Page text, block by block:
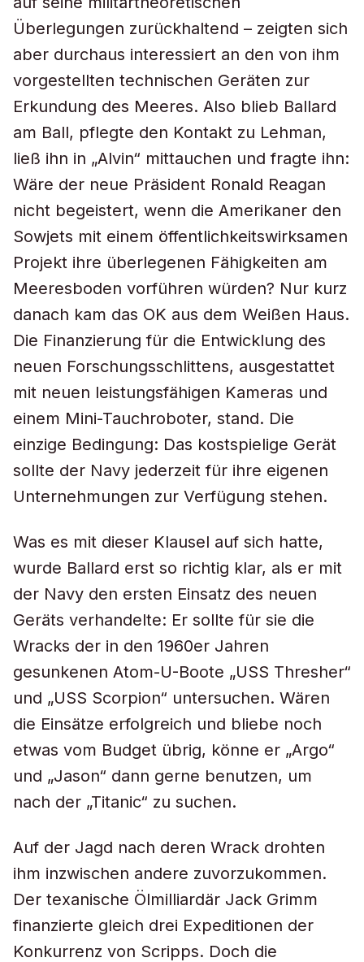
Überlegungen zurückhaltend – zeigten sich
aber durchaus interessiert an den von ihm
vorgestellten technischen Geräten zur
Erkundung des Meeres. Also blieb Ballard
am Ball, pflegte den Kontakt zu Lehman,
ließ ihn in „Alvin“ mittauchen und fragte ihn:
Wäre der neue Präsident Ronald Reagan
nicht begeistert, wenn die Amerikaner den
Sowjets mit einem öffentlichkeitswirksamen
Projekt ihre überlegenen Fähigkeiten am
Meeresboden vorführen würden? Nur kurz
danach kam das OK aus dem Weißen Haus.
Die Finanzierung für die Entwicklung des
neuen Forschungsschlittens, ausgestattet
mit neuen leistungsfähigen Kameras und
einem Mini-Tauchroboter, stand. Die
einzige Bedingung: Das kostspielige Gerät
sollte der Navy jederzeit für ihre eigenen
Unternehmungen zur Verfügung stehen.
Was es mit dieser Klausel auf sich hatte,
wurde Ballard erst so richtig klar, als er mit
der Navy den ersten Einsatz des neuen
Geräts verhandelte: Er sollte für sie die
Wracks der in den 1960er Jahren
gesunkenen Atom-U-Boote „USS Thresher“
und „USS Scorpion“ untersuchen. Wären
die Einsätze erfolgreich und bliebe noch
etwas vom Budget übrig, könne er „Argo“
und „Jason“ dann gerne benutzen, um
nach der „Titanic“ zu suchen.
Auf der Jagd nach deren Wrack drohten
ihm inzwischen andere zuvorzukommen.
Der texanische Ölmilliardär Jack Grimm
finanzierte gleich drei Expeditionen der
Konkurrenz von Scripps. Doch die